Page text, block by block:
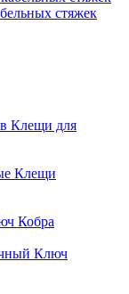
стяжек
Клещи для
Клещи
Кобра
Ключ